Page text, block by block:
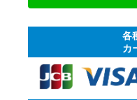
各
カ